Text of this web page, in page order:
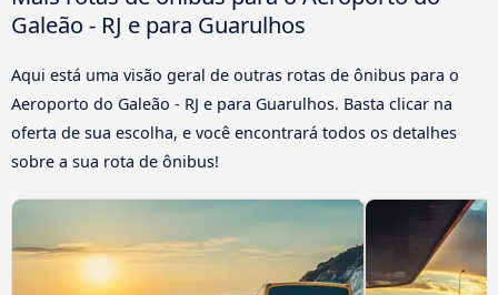
Galeão - RJ e para Guarulhos
Aqui está uma visão geral de outras rotas de ônibus para o
Aeroporto do Galeão - RJ e para Guarulhos. Basta clicar na
oferta de sua escolha, e você encontrará todos os detalhes
sobre a sua rota de ônibus!